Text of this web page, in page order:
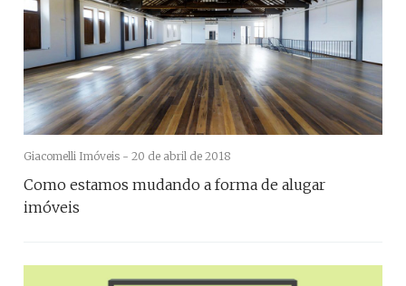
Giacomelli Imóveis - 20 de abril de 2018
Como estamos mudando a forma de alugar
imóveis